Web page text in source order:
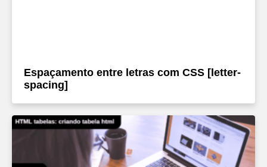
Espaçamento entre letras com CSS [letter-
spacing]